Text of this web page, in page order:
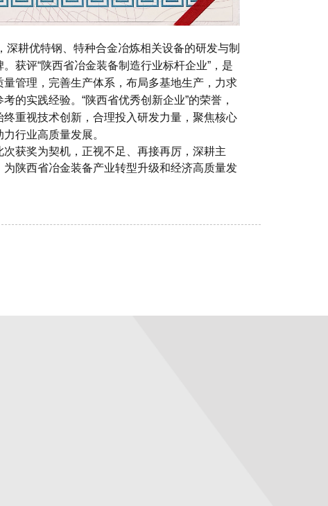
耕优特钢、特种合金冶炼相关设备的研发与制
获评“陕西省冶金装备制造行业标杆企业”，是
管理，完善生产体系，布局多基地生产，力求
的实践经验。“陕西省优秀创新企业”的荣誉，
重视技术创新，合理投入研发力量，聚焦核心
行业高质量发展。
获奖为契机，正视不足、再接再厉，深耕主
陕西省冶金装备产业转型升级和经济高质量发